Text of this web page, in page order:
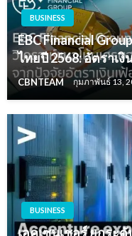
BUSINESS
EBC Financial
ไทยปี 2568: อัตราเ
CBNTEAM กุมภาพันธ์ 13,
BUSINESS
เอคเซนเชอร์ ยกระ